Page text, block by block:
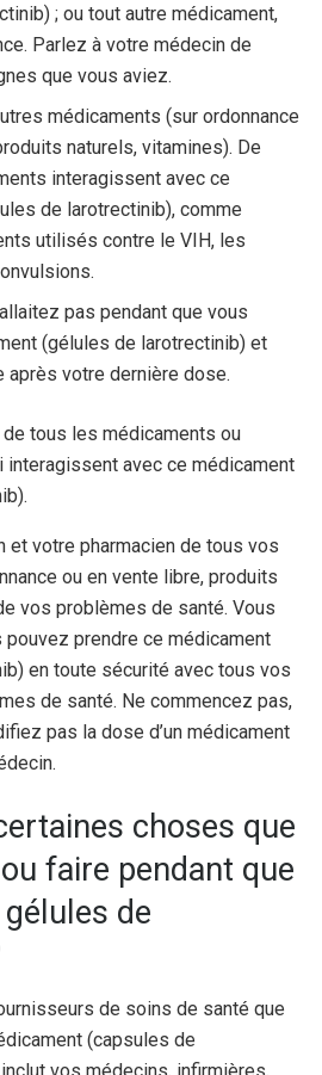
; ou tout autre médicament,
Parlez à votre médecin de
que vous aviez.
médicaments (sur ordonnance
naturels, vitamines). De
interagissent avec ce
de larotrectinib), comme
utilisés contre le VIH, les
pas pendant que vous
(gélules de larotrectinib) et
après votre dernière dose.
de tous les médicaments ou
avec ce médicament
et votre pharmacien de tous vos
ou en vente libre, produits
vos problèmes de santé. Vous
prendre ce médicament
en toute sécurité avec tous vos
de santé. Ne commencez pas,
pas la dose d’un médicament
choses que
faire pendant que
de
de soins de santé que
(capsules de